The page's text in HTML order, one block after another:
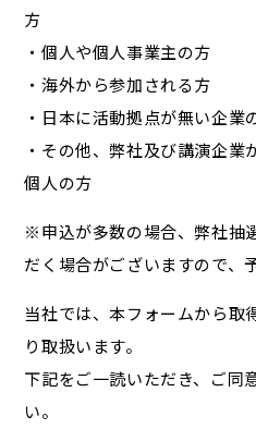
方
・個人や個人事業主の方
・海外から参加される方
・日本に活動拠点が無い企業
・その他、弊社及び講演企業
個人の方
※申込が多数の場合、弊社抽
だく場合がございますので、
当社では、本フォームから取
り取扱います。
下記をご一読いただき、ご同
い。